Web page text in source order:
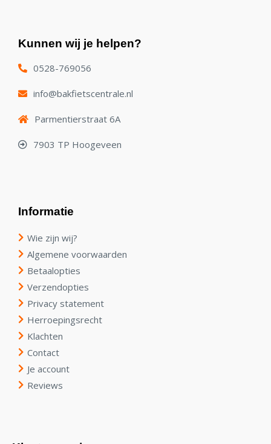
Kunnen wij je helpen?
0528-769056
info@bakfietscentrale.nl
Parmentierstraat 6A
7903 TP Hoogeveen
Informatie
Wie zijn wij?
Algemene voorwaarden
Betaalopties
Verzendopties
Privacy statement
Herroepingsrecht
Klachten
Contact
Je account
Reviews